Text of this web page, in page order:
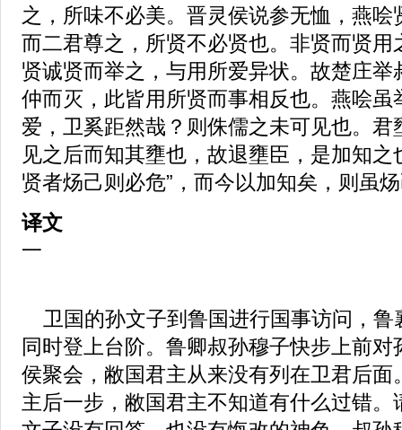
之，所味不必美。晋灵侯说参无恤，燕
而二君尊之，所贤不必贤也。非贤而贤
贤诚贤而举之，与用所爱异状。故楚庄举
仲而灭，此皆用所贤而事相反也。燕哙虽
爱，卫奚距然哉？则侏儒之未可见也。君
见之后而知其壅也，故退壅臣，是加知之
贤者炀己则必危”，而今以加知矣，则虽
译文
一
卫国的孙文子到鲁国进行国事访问，鲁
同时登上台阶。鲁卿叔孙穆子快步上前对
侯聚会，敝国君主从来没有列在卫君后面
主后一步，敝国君主不知道有什么过错。